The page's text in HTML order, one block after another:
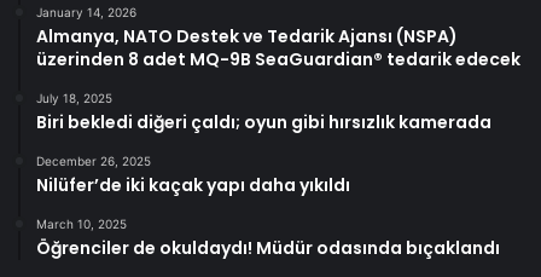
January 14, 2026
Almanya, NATO Destek ve Tedarik Ajansı (NSPA)
üzerinden 8 adet MQ-9B SeaGuardian® tedarik edecek
July 18, 2025
Biri bekledi diğeri çaldı; oyun gibi hırsızlık kamerada
December 26, 2025
Nilüfer’de iki kaçak yapı daha yıkıldı
March 10, 2025
Öğrenciler de okuldaydı! Müdür odasında bıçaklandı